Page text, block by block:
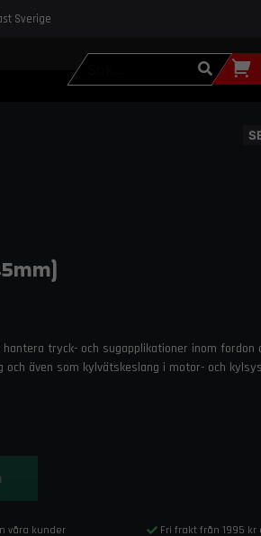
Sverige
tryck- och sugapplikationer inom fordon
även som kylvätskeslang i motor- och
våra kunder Fri frakt från 1995